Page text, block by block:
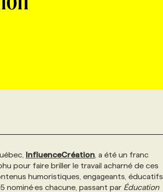
InfluenceCréation , a été un franc
pour faire briller le travail acharné de ces
humoristiques, engageants, éducatifs
nominé·es chacune, passant par Éducation